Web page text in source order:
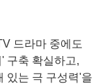
드라마 중에도
구축 확실하고,
있는 극 구성력'을